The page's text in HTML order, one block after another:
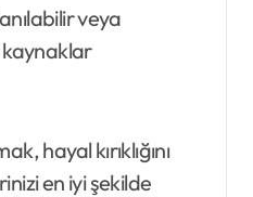
veya
hayal kırıklığını
en iyi şekilde